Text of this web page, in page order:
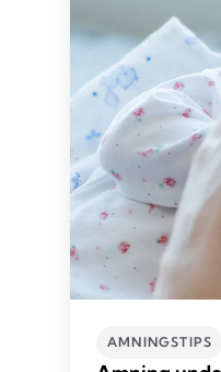
AMNINGSTIPS